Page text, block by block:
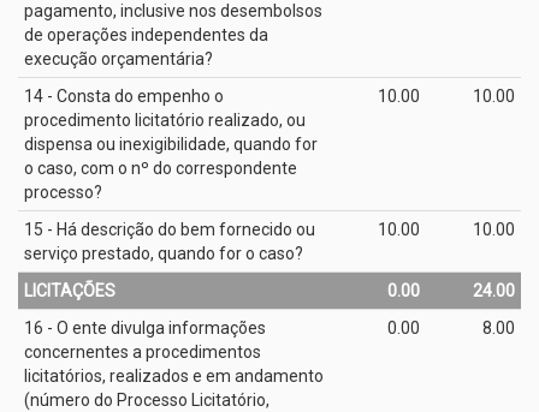
pagamento, inclusive nos desembolsos
de operações independentes da
execução orçamentária?
14 - Consta do empenho o
procedimento licitatório realizado, ou
dispensa ou inexigibilidade, quando for
o caso, com o nº do correspondente
processo?
10.00 10.00
15 - Há descrição do bem fornecido ou
serviço prestado, quando for o caso?
10.00 10.00
LICITAÇÕES 0.00
24.00
16 - O ente divulga informações
concernentes a procedimentos
licitatórios, realizados e em andamento
(número do Processo Licitatório,
0.00 8.00